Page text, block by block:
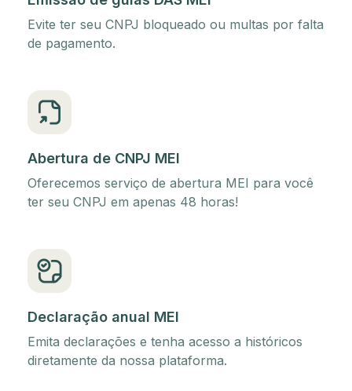
Evite ter seu CNPJ bloqueado ou multas por falta
de pagamento.
Abertura de CNPJ MEI
Oferecemos serviço de abertura MEI para você
ter seu CNPJ em apenas 48 horas!
Declaração anual MEI
Emita declarações e tenha acesso a históricos
diretamente da nossa plataforma.